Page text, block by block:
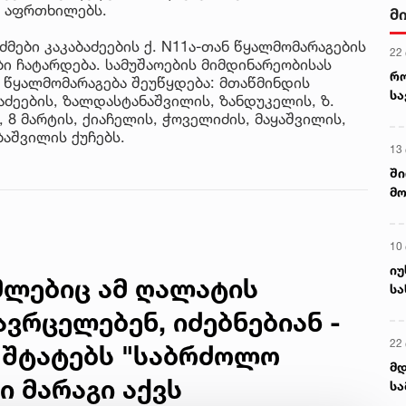
აფრთხილებს.
კაკაბაძეების ქ. N11ა-თან წყალმომარაგების
ჩატარდება. სამუშაოების მიმდინარეობისას
შეუწყდება: მთაწმინდის
ზალდასტანაშვილის, ზანდუკელის, ზ.
8 მარტის, ქიაჩელის, ჭოველიძის, მაყაშვილის,
ქუჩებს.
ამ ღალატის
იძებნებიან -
"საბრძოლო
მარაგი აქვს
3